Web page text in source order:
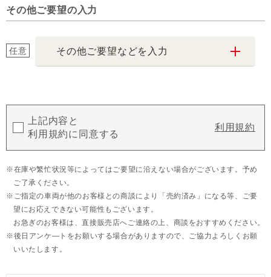
その他ご要望の入力
任意 その他ご要望などを入力
上記内容と
利用規約に同意する
利用規約
在庫や繁忙状況等によってはご要望に沿えない場合がございます。予め
ご了承ください。
ご指定の車両が他のお客様との商談により「売約済み」になる等、ご要
望にお応えできない可能性もございます。
お急ぎのお客様は、直接販売店へご連絡の上、商談をおすすめください。
後日アンケ―トをお願いする場合がありますので、ご協力よろしくお願
いいたします。